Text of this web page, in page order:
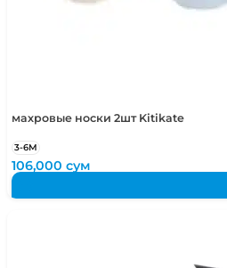
махровые носки 2шт Kitikate
3-6М
106,000сум